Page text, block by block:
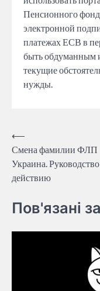
Пенсионного
электронной
платежах ЕСВ в
быть обдуманным
текущие
нужды.
Post
navigation
⟵
Смена фамилии ФЛП
Украина.
действию
Пов'язані